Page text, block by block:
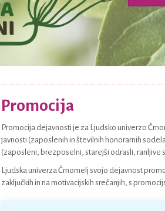
Promocija
Promocija dejavnosti je za Ljudsko univerzo
javnosti (zaposlenih in številnih honorarnih
(zaposleni, brezposelni, starejši odrasli, ranljive
Ljudska univerza Črnomelj svojo dejavnost
zaključkih in na motivacijskih srečanjih, s